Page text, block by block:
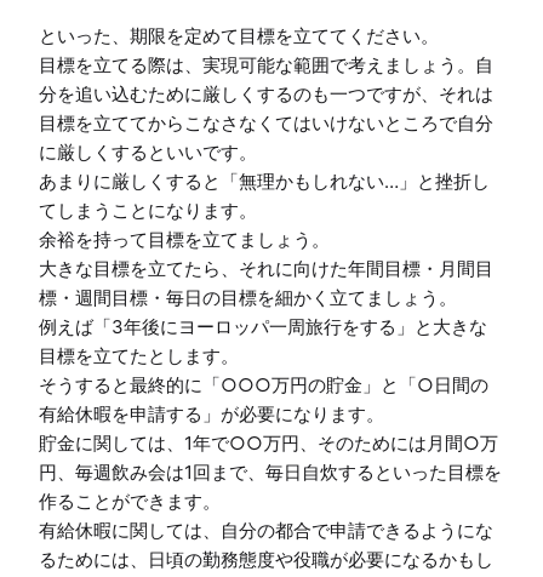
といった、期限を定めて目標を立ててください。
目標を立てる際は、実現可能な範囲で考えましょう。自
分を追い込むために厳しくするのも一つですが、それは
目標を立ててからこなさなくてはいけないところで自分
に厳しくするといいです。
あまりに厳しくすると「無理かもしれない…」と挫折し
てしまうことになります。
余裕を持って目標を立てましょう。
大きな目標を立てたら、それに向けた年間目標・月間目
標・週間目標・毎日の目標を細かく立てましょう。
例えば「3年後にヨーロッパ一周旅行をする」と大きな
目標を立てたとします。
そうすると最終的に「○○○万円の貯金」と「○日間の
有給休暇を申請する」が必要になります。
貯金に関しては、1年で○○万円、そのためには月間○万
円、毎週飲み会は1回まで、毎日自炊するといった目標を
作ることができます。
有給休暇に関しては、自分の都合で申請できるようにな
るためには、日頃の勤務態度や役職が必要になるかもし